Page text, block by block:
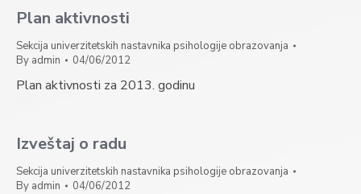
Plan aktivnosti
Sekcija univerzitetskih nastavnika psihologije obrazovanja
By admin 04/06/2012
Plan aktivnosti za 2013. godinu
Izveštaj o radu
Sekcija univerzitetskih nastavnika psihologije obrazovanja
By admin 04/06/2012